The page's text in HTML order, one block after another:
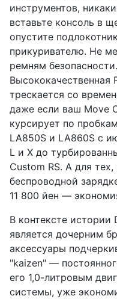
инструментов,
вставьте консоль в
опустите
прикуривателю. Не
ремням
Высококачественная
трескается со
даже если ваш Move
курсирует по
LA850S и LA860S с
L и X до
Custom RS. А для
беспроводной
11 800 йен —
В контексте истории
является дочерним
аксессуары
"kaizen" —
его 1,0-литровым
системы, уже